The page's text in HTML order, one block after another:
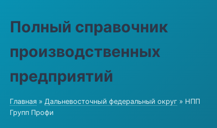
Полный справочник
производственных
предприятий
Главная » Дальневосточный федеральный округ » НПП
Групп Профи